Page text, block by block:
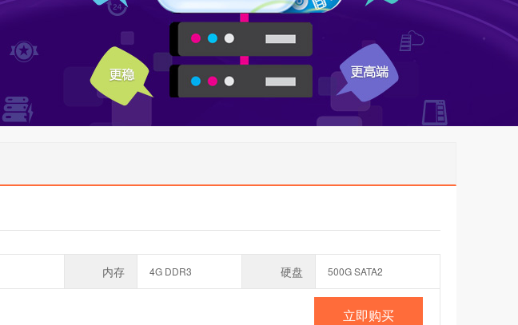
内存 4G DDR3 硬盘 500G SATA2
立即购买